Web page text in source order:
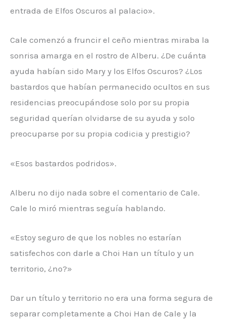
entrada de Elfos Oscuros al palacio».
Cale comenzó a fruncir el ceño mientras miraba la
sonrisa amarga en el rostro de Alberu. ¿De cuánta
ayuda habían sido Mary y los Elfos Oscuros? ¿Los
bastardos que habían permanecido ocultos en sus
residencias preocupándose solo por su propia
seguridad querían olvidarse de su ayuda y solo
preocuparse por su propia codicia y prestigio?
«Esos bastardos podridos».
Alberu no dijo nada sobre el comentario de Cale.
Cale lo miró mientras seguía hablando.
«Estoy seguro de que los nobles no estarían
satisfechos con darle a Choi Han un título y un
territorio, ¿no?»
Dar un título y territorio no era una forma segura de
separar completamente a Choi Han de Cale y la